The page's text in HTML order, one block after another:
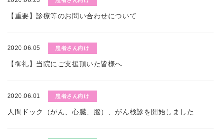
【重要】診療等のお問い合わせについて
2020.06.05 患者さん向け
【御礼】当院にご支援頂いた皆様へ
2020.06.01 患者さん向け
人間ドック（がん、心臓、脳）、がん検診を開始しました